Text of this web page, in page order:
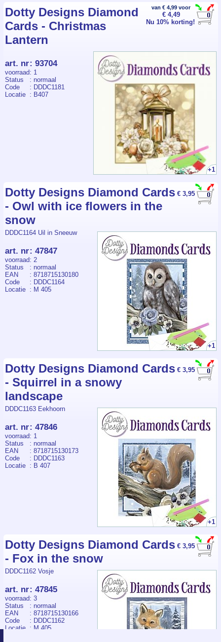
van € 4,99 voor
€ 4,49
Nu 10% korting!
Dotty Designs Diamond
Cards - Christmas
Lantern
+1
art. nr: 93704
voorraad: 1
Status
: normaal
Code
: DDDC1181
Locatie : B407
€ 3,95
Dotty Designs Diamond Cards
- Owl with ice flowers in the
snow
DDDC1164 Uil in Sneeuw
+1
art. nr: 47847
voorraad: 2
Status
: normaal
EAN
: 8718715130180
Code
: DDDC1164
Locatie : M 405
€ 3,95
Dotty Designs Diamond Cards
- Squirrel in a snowy
landscape
DDDC1163 Eekhoorn
+1
art. nr: 47846
voorraad: 1
Status
: normaal
EAN
: 8718715130173
Code
: DDDC1163
Locatie : B 407
€ 3,95
Dotty Designs Diamond Cards
- Fox in the snow
DDDC1162 Vosje
art. nr: 47845
voorraad: 3
Status
: normaal
EAN
: 8718715130166
Code
: DDDC1162
Locatie : M 405